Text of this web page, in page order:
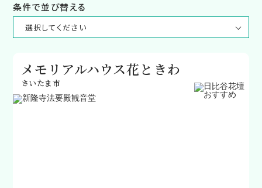
条件で並び替える
メモリアルハウス花ときわ
さいたま市